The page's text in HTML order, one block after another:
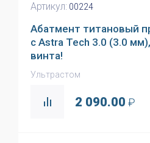
Артикул: 00224
Абатмент титановый
с Astra Tech 3.0 (3.0
винта!
Ультрастом
2 090.00 ₽